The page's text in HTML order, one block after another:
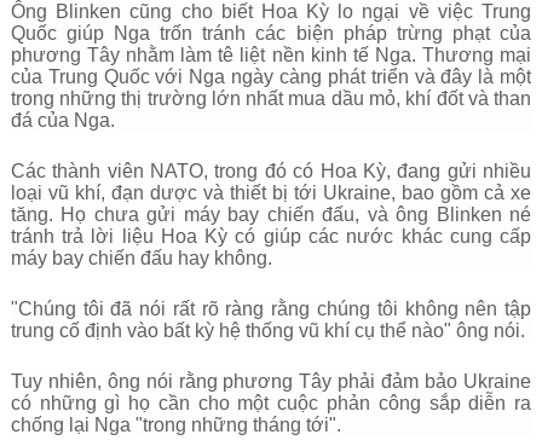
Ông Blinken cũng cho biết Hoa Kỳ lo ngại về việc Trung
Quốc giúp Nga trốn tránh các biện pháp trừng phạt của
phương Tây nhằm làm tê liệt nền kinh tế Nga. Thương mại
của Trung Quốc với Nga ngày càng phát triển và đây là một
trong những thị trường lớn nhất mua dầu mỏ, khí đốt và than
đá của Nga.
Các thành viên NATO, trong đó có Hoa Kỳ, đang gửi nhiều
loại vũ khí, đạn dược và thiết bị tới Ukraine, bao gồm cả xe
tăng. Họ chưa gửi máy bay chiến đấu, và ông Blinken né
tránh trả lời liệu Hoa Kỳ có giúp các nước khác cung cấp
máy bay chiến đấu hay không.
"Chúng tôi đã nói rất rõ ràng rằng chúng tôi không nên tập
trung cố định vào bất kỳ hệ thống vũ khí cụ thể nào" ông nói.
Tuy nhiên, ông nói rằng phương Tây phải đảm bảo Ukraine
có những gì họ cần cho một cuộc phản công sắp diễn ra
chống lại Nga "trong những tháng tới".